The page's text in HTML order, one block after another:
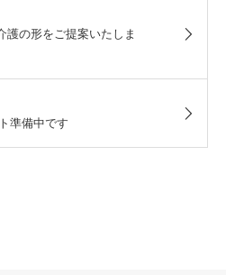
護の形をご提案いたしま
準備中です